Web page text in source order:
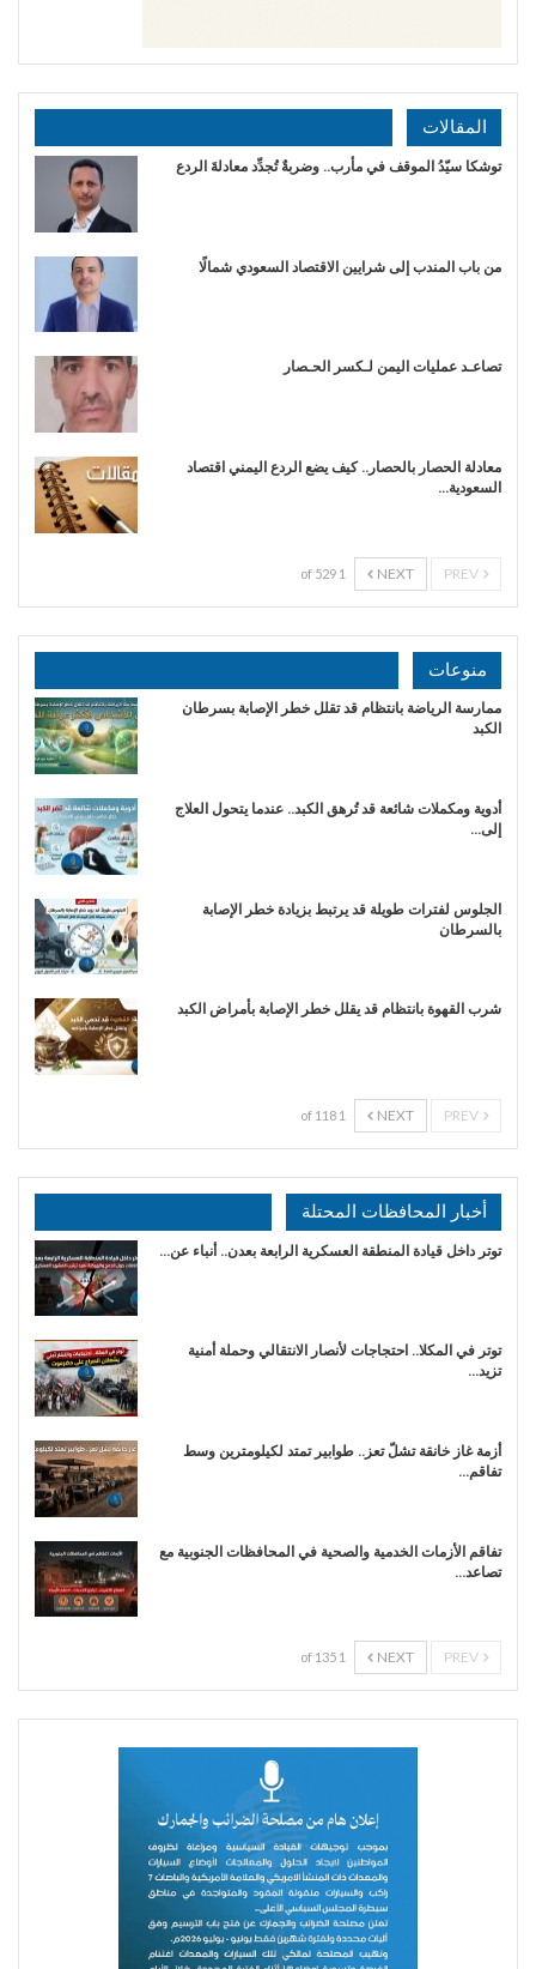
المقالات
توشكا سيّدُ الموقف في مأرب.. وضربةٌ تُجدِّد معادلةَ الردع
من باب المندب إلى شرايين الاقتصاد السعودي شمالًا
تصاعـد عمليات اليمن لـكسر الحـصار
معادلة الحصار بالحصار.. كيف يضع الردع اليمني اقتصاد
السعودية…
NEXT
1 of 529
منوعات
ممارسة الرياضة بانتظام قد تقلل خطر الإصابة بسرطان
الكبد
أدوية ومكملات شائعة قد تُرهق الكبد.. عندما يتحول العلاج
إلى…
الجلوس لفترات طويلة قد يرتبط بزيادة خطر الإصابة
بالسرطان
شرب القهوة بانتظام قد يقلل خطر الإصابة بأمراض الكبد
NEXT
1 of 118
أخبار المحافظات المحتلة
توتر داخل قيادة المنطقة العسكرية الرابعة بعدن.. أنباء عن…
توتر في المكلا.. احتجاجات لأنصار الانتقالي وحملة أمنية
تزيد…
أزمة غاز خانقة تشلّ تعز.. طوابير تمتد لكيلومترين وسط
تفاقم…
تفاقم الأزمات الخدمية والصحية في المحافظات الجنوبية مع
تصاعد…
NEXT
1 of 135